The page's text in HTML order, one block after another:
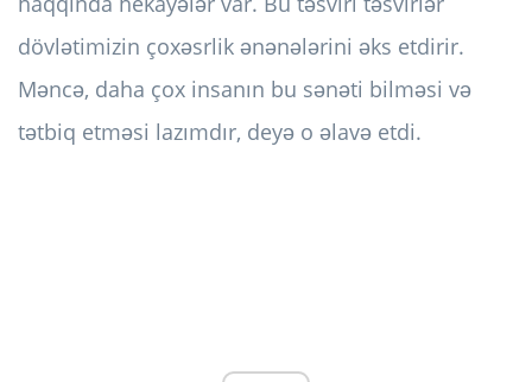
dövlətimizin çoxəsrlik ənənələrini əks etdirir.
Məncə, daha çox insanın bu sənəti bilməsi və
tətbiq etməsi lazımdır, deyə o əlavə etdi.